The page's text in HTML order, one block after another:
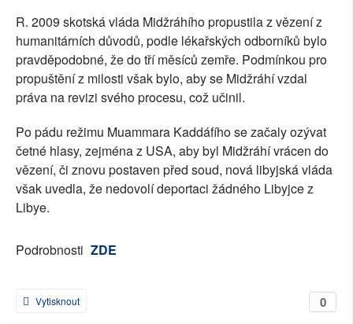
R. 2009 skotská vláda Midžráhího propustila z vězení z
humanitárních důvodů, podle lékařských odborníků bylo
pravděpodobné, že do tří měsíců zemře. Podmínkou pro
propuštění z milosti však bylo, aby se Midžráhí vzdal
práva na revizi svého procesu, což učinil.
Po pádu režimu Muammara Kaddáfího se začaly ozývat
četné hlasy, zejména z USA, aby byl Midžráhí vrácen do
vězení, či znovu postaven před soud, nová libyjská vláda
však uvedla, že nedovolí deportaci žádného Libyjce z
Libye.
Podrobnosti ZDE
0
Vytisknout